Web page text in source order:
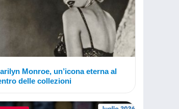
Monroe, un’icona eterna al
delle collezioni